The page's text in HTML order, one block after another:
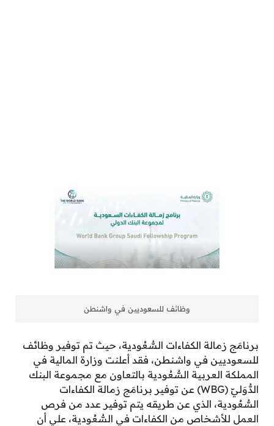
وظائف للسعوديين في واشنطن
برنامَج زمالة الكفاءات السُّعُودية، حيث تم توفير وظائف
للسعوديين في واشنطن، فقد أعلنت وزارة المالية في
المملكة العربية السُّعُودية بالتعاون مع مجموعة البنك
الدُّوَليّ (WBG) عن توفير برنامَج زمالة الكفاءات
السُّعُودية، الذي عن طريقه يتم توفير عدد من فرص
العمل للأشخاص من الكفاءات في السُّعُودية، علي أن